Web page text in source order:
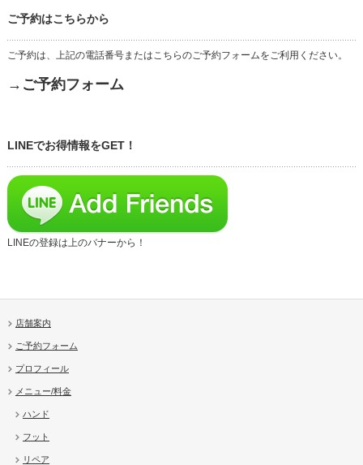
ご予約はこちらから
ご予約は、上記の電話番号またはこちらのご予約フォームをご利用ください。
→ご予約フォーム
LINEでお得情報をGET！
LINEの登録は上のバナーから！
店舗案内
ご予約フォーム
プロフィール
メニュー/料金
ハンド
フット
リペア